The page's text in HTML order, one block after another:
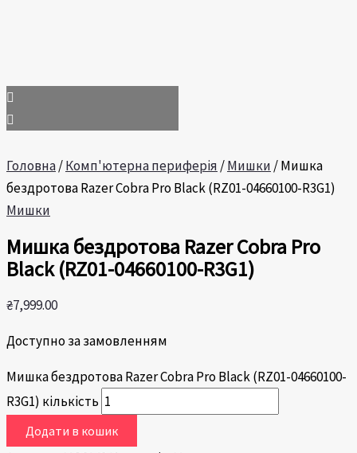
Головна/Комп'ютерна периферія /Мишки / Мишка
бездротова Razer Cobra Pro Black (RZ01-04660100-R3G1)
Мишки
Мишка бездротова Razer Cobra Pro
Black (RZ01-04660100-R3G1)
₴7,999.00
Доступно за замовленням
Мишка бездротова Razer Cobra Pro Black (RZ01-04660100-
R3G1) кількість
Додати в кошик